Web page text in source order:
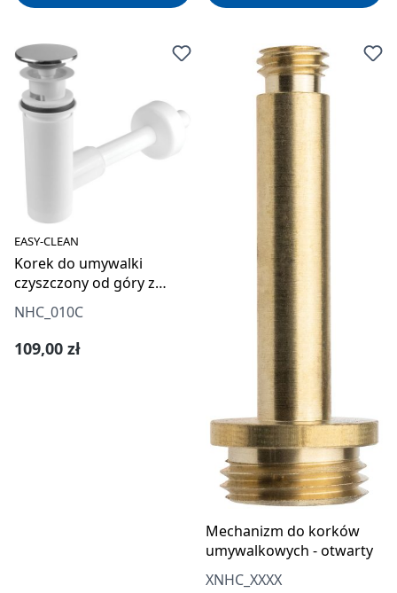
EASY-CLEAN
Korek do umywalki
czyszczony od góry z
syfonem
NHC_010C
Cena regularna:
109,00 zł
Mechanizm do korków
umywalkowych - otwarty
XNHC_XXXX